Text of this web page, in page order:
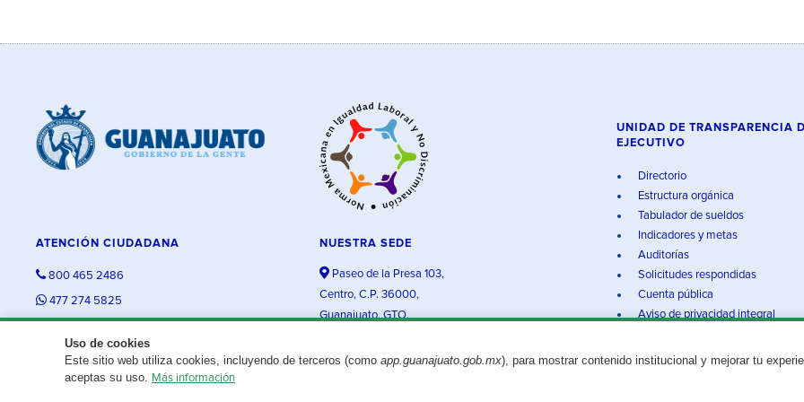
Uso de cookies
Este sitio web utiliza cookies, incluyendo de terceros (como app.guanajuato.gob.mx), para mostrar contenido institucional y mejorar tu
aceptas su uso. Más información
ATENCIÓN CIUDADANA
800 465 2486
477 274 5825
NUESTRA SEDE
Paseo de la Presa 103,
Centro, C.P. 36000,
Guanajuato, GTO.
UNIDAD DE TRANSPARENCIA
EJECUTIVO
Directorio
Estructura orgánica
Tabulador de sueldos
Indicadores y metas
Auditorías
Solicitudes respondidas
Cuenta pública
Aviso de privacidad integral
¿Existe algún problema con esta página?Repórtalo aquí. Aviso legal© 2025 Gobierno del Estado de Guanajuato